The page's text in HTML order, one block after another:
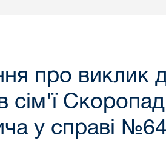
про виклик
сім'ї
у справі